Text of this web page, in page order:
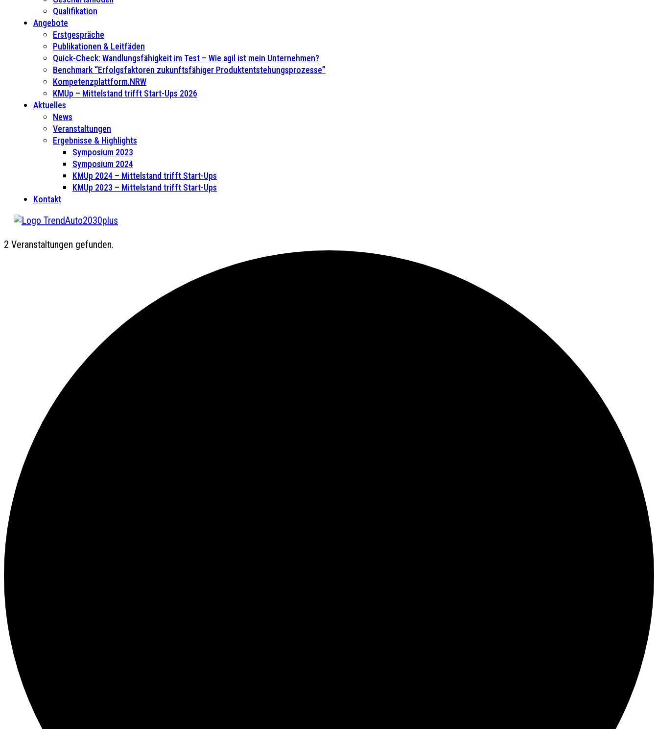
Qualifikation
Angebote
Erstgespräche
Publikationen & Leitfäden
Quick-Check: Wandlungsfähigkeit im Test – Wie agil ist mein Unternehmen?
Benchmark “Erfolgsfaktoren zukunftsfähiger Produktentstehungsprozesse”
Kompetenzplattform.NRW
KMUp – Mittelstand trifft Start-Ups 2026
Aktuelles
News
Veranstaltungen
Ergebnisse & Highlights
Symposium 2023
Symposium 2024
KMUp 2024 – Mittelstand trifft Start-Ups
KMUp 2023 – Mittelstand trifft Start-Ups
Kontakt
2 Veranstaltungen gefunden.